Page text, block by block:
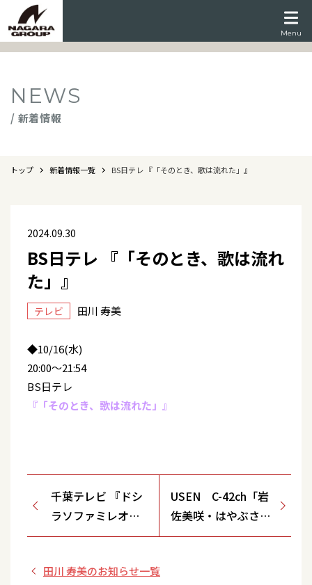
Menu
NEWS
/ 新着情報
トップ 新着情報一覧 BS日テレ 『「そのとき、歌は流れた」』
2024.09.30
BS日テレ 『「そのとき、歌は流れ
た」』
テレビ 田川 寿美
◆10/16(水)
20:00～21:54
BS日テレ
『「そのとき、歌は流れた」』
千葉テレビ 『ドシ
ラソファミレオン
♪』 ※10月マンス
USEN C-42ch「岩
佐美咲・はやぶさの
同期 de どーよ」
田川 寿美のお知らせ一覧